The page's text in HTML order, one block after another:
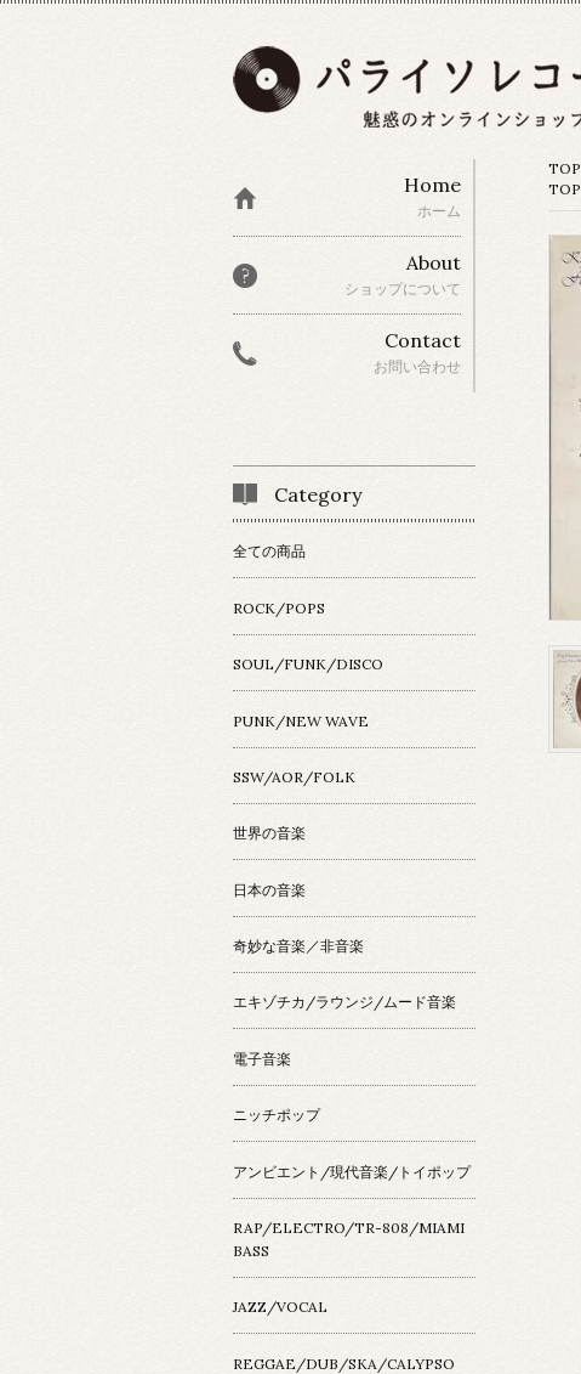
TOP
TOP
Home
ホーム
About
ショップについて
Contact
お問い合わせ
Category
全ての商品
ROCK/POPS
SOUL/FUNK/DISCO
PUNK/NEW WAVE
SSW/AOR/FOLK
世界の音楽
日本の音楽
奇妙な音楽／非音楽
エキゾチカ/ラウンジ/ムード音楽
電子音楽
ニッチポップ
アンビエント/現代音楽/トイポップ
RAP/ELECTRO/TR-808/MIAMI
BASS
JAZZ/VOCAL
REGGAE/DUB/SKA/CALYPSO